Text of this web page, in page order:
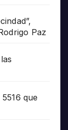
Paz
que